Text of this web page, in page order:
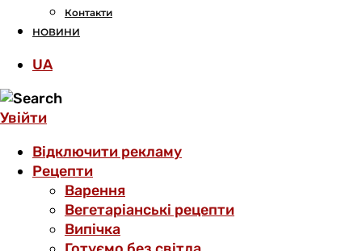
Контакти
НОВИНИ
UA
Увійти
Відключити рекламу
Рецепти
Варення
Вегетаріанські рецепти
Випічка